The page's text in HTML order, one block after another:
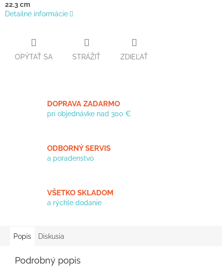
22.3 cm
Detailné informácie
OPÝTAŤ SA STRÁŽIŤ ZDIEĽAŤ
DOPRAVA ZADARMO
pri objednávke nad 300 €
ODBORNÝ SERVIS
a poradenstvo
VŠETKO SKLADOM
a rýchle dodanie
Popis Diskusia
Podrobný popis